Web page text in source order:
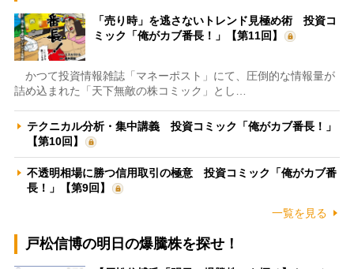
「売り時」を逃さないトレンド見極め術 投資コ
ミック「俺がカブ番長！」【第11回】
かつて投資情報雑誌「マネーポスト」にて、圧倒的な情報量が
詰め込まれた「天下無敵の株コミック」とし…
テクニカル分析・集中講義 投資コミック「俺がカブ番長！」
【第10回】
不透明相場に勝つ信用取引の極意 投資コミック「俺がカブ番
長！」【第9回】
一覧を見る
戸松信博の明日の爆騰株を探せ！